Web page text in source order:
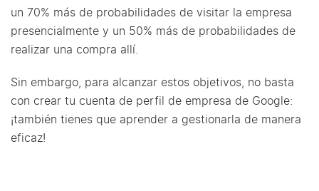
un 70% más de probabilidades de visitar la empresa
presencialmente y un 50% más de probabilidades de
realizar una compra allí.
Sin embargo, para alcanzar estos objetivos, no basta
con crear tu cuenta de perfil de empresa de Google:
¡también tienes que aprender a gestionarla de manera
eficaz!